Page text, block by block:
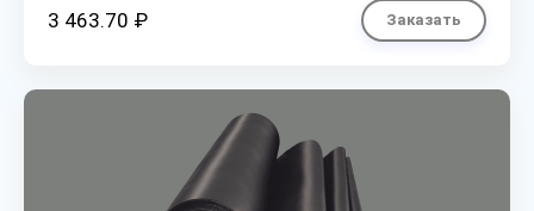
3 463.70 ₽ Заказать